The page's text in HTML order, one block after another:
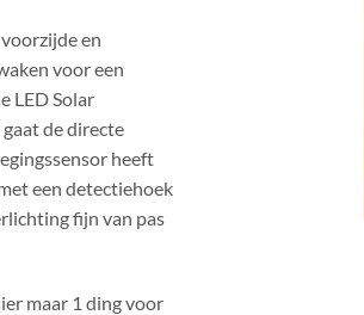
en
voor een
LED Solar
de directe
heeft
een detectiehoek
fijn van pas
maar 1 ding voor